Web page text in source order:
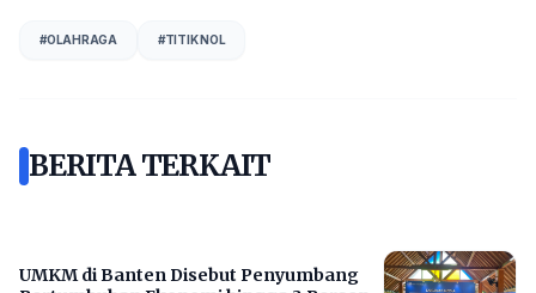
#OLAHRAGA #TITIK NOL
BERITA TERKAIT
UMKM di Banten Disebut Penyumbang